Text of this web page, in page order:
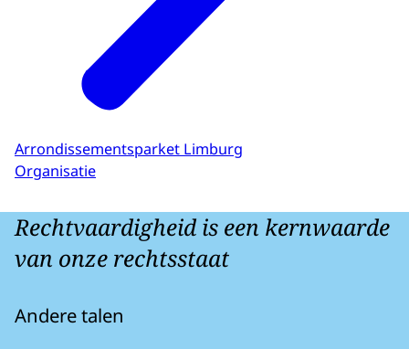
Arrondissementsparket Limburg
Organisatie
Rechtvaardigheid is een kernwaarde
van onze rechtsstaat
Andere talen